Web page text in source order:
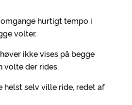
hurtigt tempo i
volter.
ikke vises på begge
volte der rides.
helst selv ville ride, redet af